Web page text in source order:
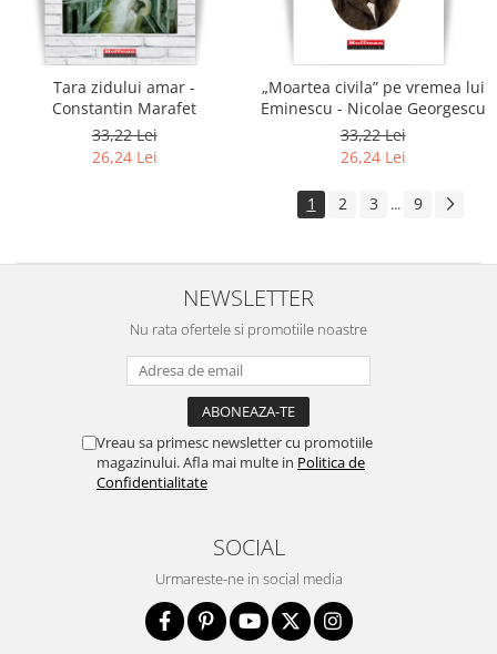
Tara zidului amar -
Constantin Marafet
33,22 Lei
26,24 Lei
„Moartea civila” pe vremea lui
Eminescu - Nicolae Georgescu
33,22 Lei
26,24 Lei
1 2 3 ... 9
NEWSLETTER
Nu rata ofertele si promotiile noastre
Vreau sa primesc newsletter cu promotiile
magazinului. Afla mai multe in Politica de
Confidentialitate
SOCIAL
Urmareste-ne in social media